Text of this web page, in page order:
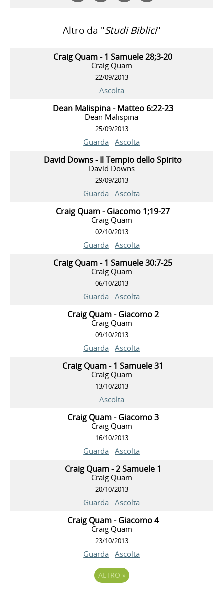
Altro da "Studi Biblici"
Craig Quam - 1 Samuele 28;3-20
Craig Quam
22/09/2013
Ascolta
Dean Malispina - Matteo 6:22-23
Dean Malispina
25/09/2013
Guarda Ascolta
David Downs - Il Tempio dello Spirito
David Downs
29/09/2013
Guarda Ascolta
Craig Quam - Giacomo 1;19-27
Craig Quam
02/10/2013
Guarda Ascolta
Craig Quam - 1 Samuele 30:7-25
Craig Quam
06/10/2013
Guarda Ascolta
Craig Quam - Giacomo 2
Craig Quam
09/10/2013
Guarda Ascolta
Craig Quam - 1 Samuele 31
Craig Quam
13/10/2013
Ascolta
Craig Quam - Giacomo 3
Craig Quam
16/10/2013
Guarda Ascolta
Craig Quam - 2 Samuele 1
Craig Quam
20/10/2013
Guarda Ascolta
Craig Quam - Giacomo 4
Craig Quam
23/10/2013
Guarda Ascolta
ALTRO »